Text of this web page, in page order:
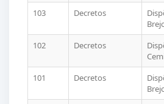
103
Decretos
102
Decretos
101
Decretos